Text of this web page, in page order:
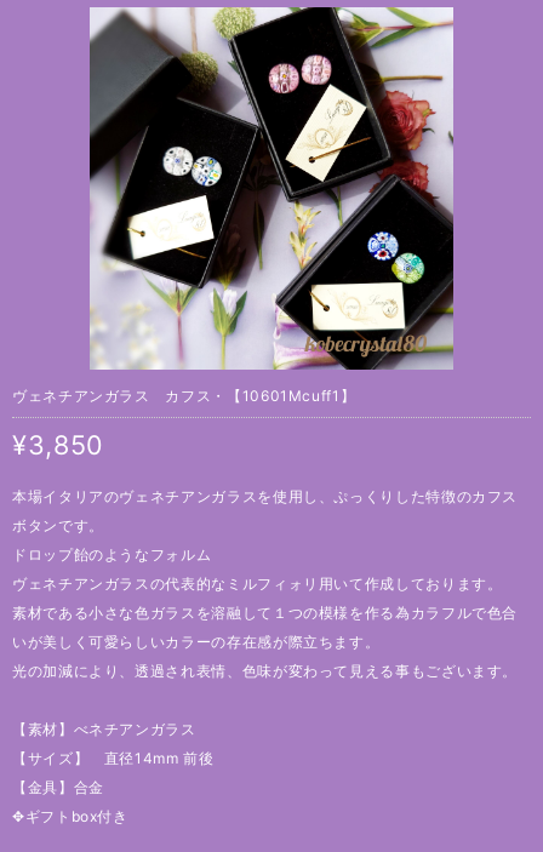
ヴェネチアンガラス カフス・【10601Mcuff1】
¥3,850
本場イタリアのヴェネチアンガラスを使用し、ぷっくりした特徴のカフス
ボタンです。
ドロップ飴のようなフォルム
ヴェネチアンガラスの代表的なミルフィォリ用いて作成しております。
素材である小さな色ガラスを溶融して１つの模様を作る為カラフルで色合
いが美しく可愛らしいカラーの存在感が際立ちます。
光の加減により、透過され表情、色味が変わって見える事もございます。
【素材】べネチアンガラス
【サイズ】 直径14mm 前後
【金具】合金
✥ギフトbox付き